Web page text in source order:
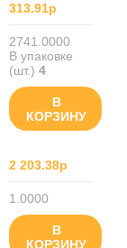
313.91р
2741.0000
В упаковке
(шт.)4
В
КОРЗИНУ
2 203.38р
1.0000
В
КОРЗИНУ